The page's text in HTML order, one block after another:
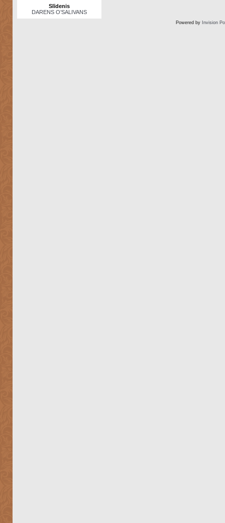
Slīdenis
DARENS O’SALIVANS
Powered by Invision